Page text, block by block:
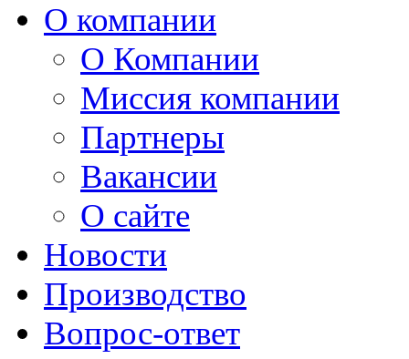
О компании
О Компании
Миссия компании
Партнеры
Вакансии
О сайте
Новости
Производство
Вопрос-ответ